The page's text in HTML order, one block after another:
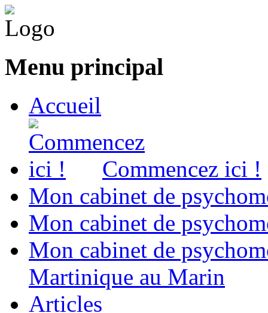
Menu principal
Accueil
Commencez ici !
Mon cabinet de
Mon cabinet de
Mon cabinet de
Martinique au Marin
Articles